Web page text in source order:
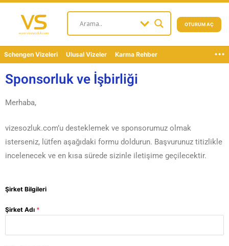
OTURUM AÇ
Schengen Vizeleri Ulusal Vizeler Karma Rehber ...
Sponsorluk ve İşbirliği
Merhaba,
vizesozluk.com’u desteklemek ve sponsorumuz olmak
isterseniz, lütfen aşağıdaki formu doldurun. Başvurunuz titizlikle
incelenecek ve en kısa sürede sizinle iletişime geçilecektir.
Şirket Bilgileri
Şirket Adı *